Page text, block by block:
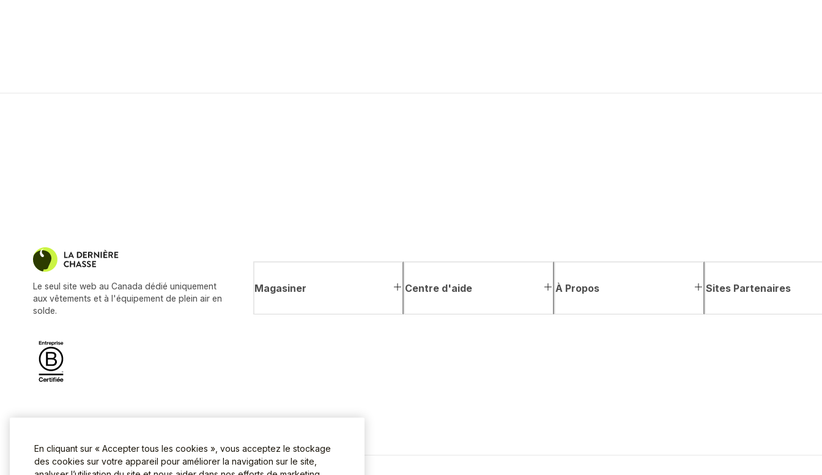
Le seul site web au Canada dédié uniquement
aux vêtements et à l'équipement de plein air en
solde.
Magasiner Centre d'aide À Propos Sites Partenaires
En cliquant sur « Accepter tous les cookies », vous acceptez le stockage
des cookies sur votre appareil pour améliorer la navigation sur le site,